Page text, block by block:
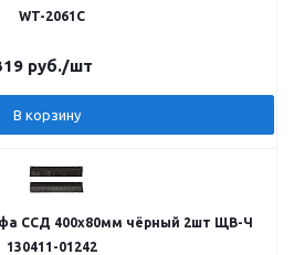
WT-2061C
руб./шт
В корзину
ССД 400х80мм чёрный 2шт ЩВ-Ч
130411-01242